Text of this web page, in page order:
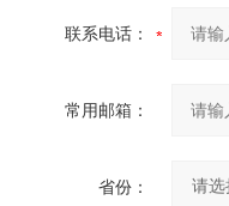
联系电话：
常用邮箱：
省份：